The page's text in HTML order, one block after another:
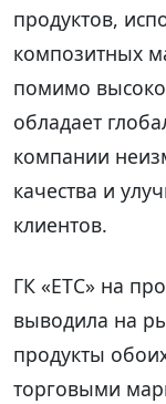
продуктов,
композитных
помимо
обладает
компании
качества и
клиентов.
ГК «ЕТС» на
выводила на
продукты
торговыми